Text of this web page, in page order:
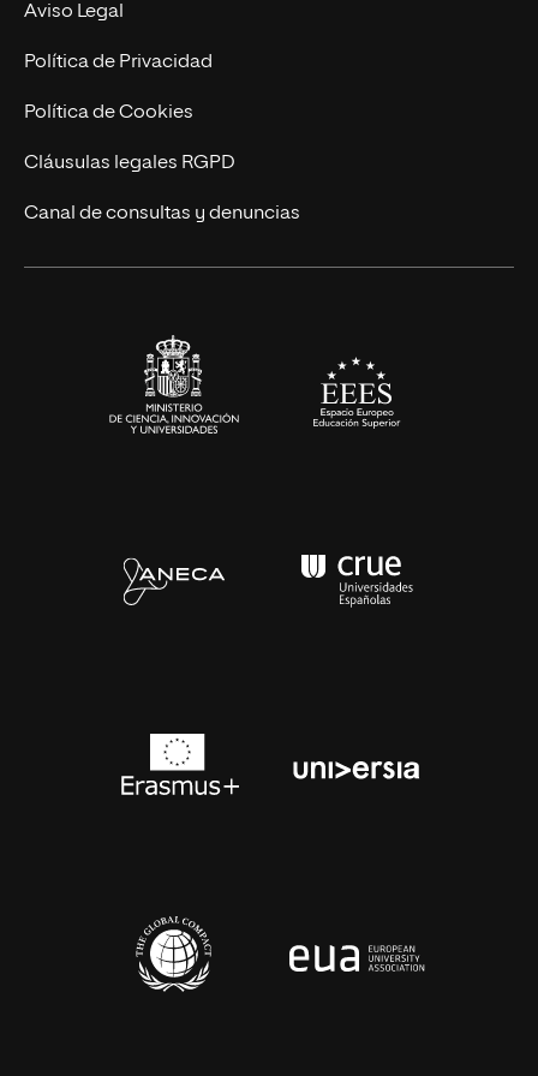
Postgrados
Cursos Universitarios
Nuestro Equipo
Trabaja en UNIR
Actualidad
UNIR Revista
Eventos
Aviso Legal
Política de Privacidad
Política de Cookies
Cláusulas legales RGPD
Canal de consultas y denuncias